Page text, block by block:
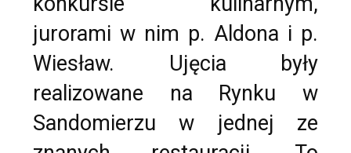
jurorami w nim p. Aldona i p.
Wiesław. Ujęcia były
realizowane na Rynku w
Sandomierzu w jednej ze